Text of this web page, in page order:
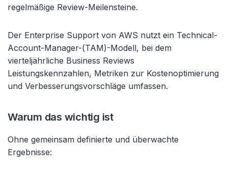
regelmäßige Review-Meilensteine.
Der Enterprise Support von AWS nutzt ein Technical-
Account-Manager-(TAM)-Modell, bei dem
vierteljährliche Business Reviews
Leistungskennzahlen, Metriken zur Kostenoptimierung
und Verbesserungsvorschläge umfassen.
Warum das wichtig ist
Ohne gemeinsam definierte und überwachte
Ergebnisse: